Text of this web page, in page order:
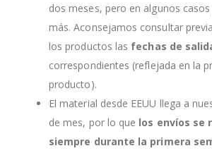
dos meses, pero en algunos
más. Aconsejamos consultar
los productos las fechas de
correspondientes (reflejada en la
producto).
El material desde EEUU llega a
de mes, por lo que los envíos se
siempre durante la primera